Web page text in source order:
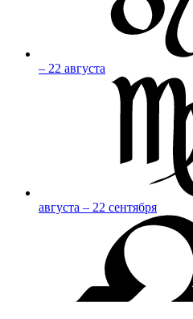
– 22 августа
августа – 22 сентября